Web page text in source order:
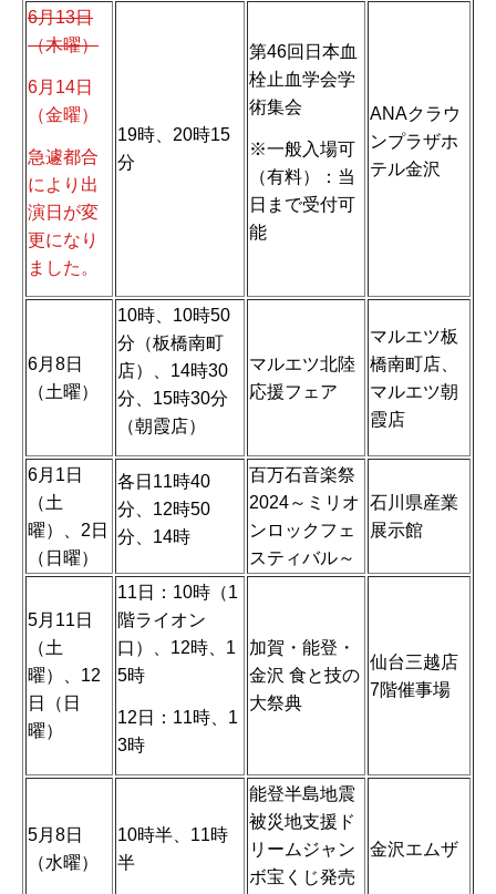
6月13日
（木曜）
6月14日
（金曜）
急遽都合
により出
演日が変
更になり
ました。
19時、20時15
分
第46回日本血
栓止血学会学
術集会
※一般入場可
（有料）：当
日まで受付可
能
ANAクラウ
ンプラザホ
テル金沢
6月8日
（土曜）
10時、10時50
分（板橋南町
店）、14時30
分、15時30分
（朝霞店）
マルエツ北陸
応援フェア
マルエツ板
橋南町店、
マルエツ朝
霞店
6月1日
（土
曜）、2日
（日曜）
各日11時40
分、12時50
分、14時
百万石音楽祭
2024～ミリオ
ンロックフェ
スティバル～
石川県産業
展示館
5月11日
（土
曜）、12
日（日
曜）
11日：10時（1
階ライオン
口）、12時、1
5時
12日：11時、1
3時
加賀・能登・
金沢 食と技の
大祭典
仙台三越店
7階催事場
5月8日
（水曜）
10時半、11時
半
能登半島地震
被災地支援ド
リームジャン
ボ宝くじ発売
金沢エムザ